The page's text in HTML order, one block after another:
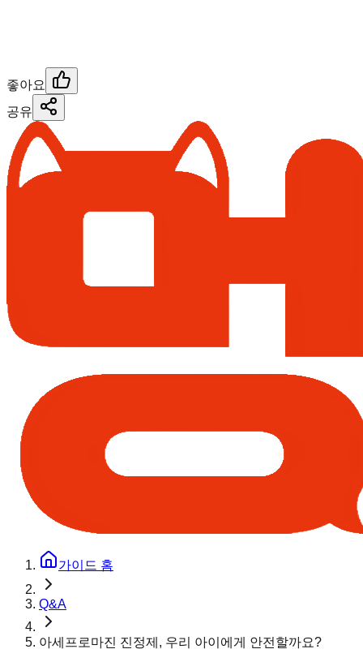
좋아요
공유
가이드 홈
Q&A
아세프로마진 진정제, 우리 아이에게 안전할까요?